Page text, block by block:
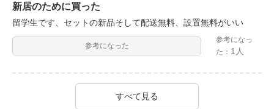
新居のために買った
留学生です、セットの新品そして配送無料、設置無料がいい
参考になった
参考になっ
た： 1人
すべて見る